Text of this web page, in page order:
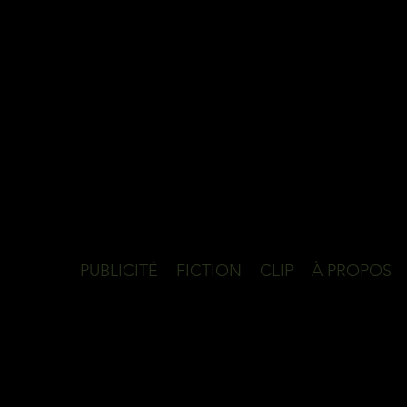
PUBLICITÉ FICTION CLIP À PROPOS